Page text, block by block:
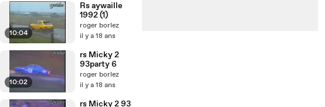
10:04
Rs aywaille
1992 (1)
roger borlez
il y a 18 ans
10:02
rs Micky 2
93party 6
roger borlez
il y a 18 ans
rs Micky 2 93